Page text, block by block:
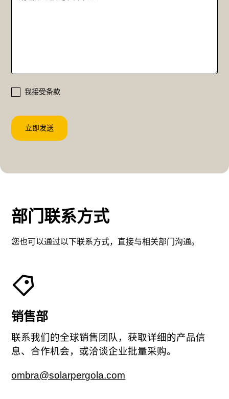
我接受条款
部门联系方式
您也可以通过以下联系方式，直接与相关部门沟通。
销售部
联系我们的全球销售团队，获取详细的产品信
息、合作机会，或洽谈企业批量采购。
ombra@solarpergola.com